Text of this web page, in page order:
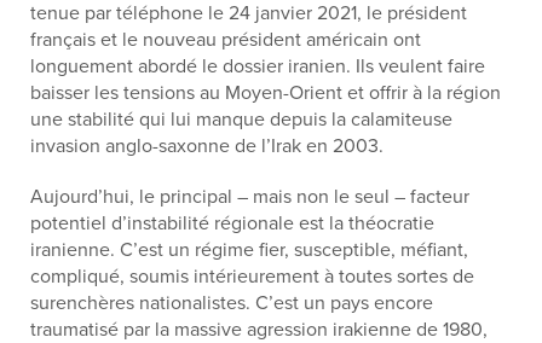
tenue par téléphone le 24 janvier 2021, le président
français et le nouveau président américain ont
longuement abordé le dossier iranien. Ils veulent faire
baisser les tensions au Moyen-Orient et offrir à la région
une stabilité qui lui manque depuis la calamiteuse
invasion anglo-saxonne de l’Irak en 2003.
Aujourd’hui, le principal – mais non le seul – facteur
potentiel d’instabilité régionale est la théocratie
iranienne. C’est un régime fier, susceptible, méfiant,
compliqué, soumis intérieurement à toutes sortes de
surenchères nationalistes. C’est un pays encore
traumatisé par la massive agression irakienne de 1980,